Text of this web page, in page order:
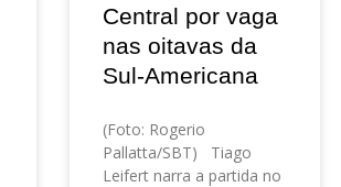
Central por vaga
nas oitavas da
Sul-Americana
(Foto: Rogerio
Pallatta/SBT) Tiago
Leifert narra a partida no